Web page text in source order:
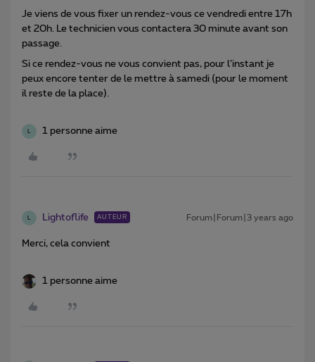
Je viens de vous fixer un rendez-vous ce vendredi entre 17h
et 20h. Le technicien vous contactera 30 minute avant son
passage.
Si ce rendez-vous ne vous convient pas, pour l’instant je
peux encore tenter de le mettre à samedi (pour le moment
il reste de la place).
1 personne aime
Lightoflife AUTEUR Forum|Forum|3 years ago
Merci, cela convient
1 personne aime